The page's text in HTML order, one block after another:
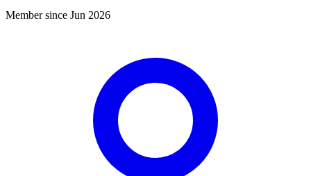
Member since Jun 2026